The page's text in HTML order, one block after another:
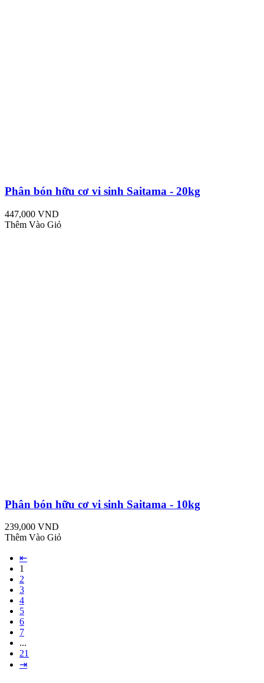
Phân bón hữu cơ vi sinh Saitama - 20kg
447,000 VND
Thêm Vào Giỏ
Phân bón hữu cơ vi sinh Saitama - 10kg
239,000 VND
Thêm Vào Giỏ
⇤
1
2
3
4
5
6
7
...
21
⇥